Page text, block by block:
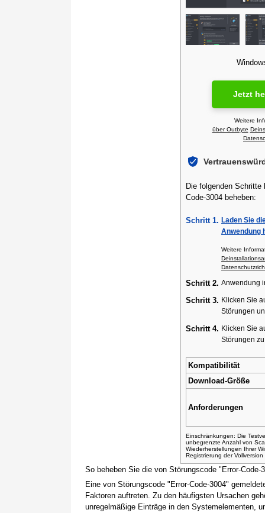
So beheben Sie die von Störungscode "Error-Code-
Eine von Störungscode "Error-Code-3004"
Faktoren auftreten. Zu den häufigsten Ursachen
unregelmäßige Einträge in den Systemelementen,
Jetzt
Weitere
über Outbyte
Die folgenden Schritte
Code-3004 beheben:
Schritt 1. Laden Sie
Anwendung
Weitere
Schritt 2. Anwendung
Schritt 3. Klicken Sie
Störungen
Schritt 4. Klicken Sie
Störungen
Kompatibilität
Download-Größe
Anforderungen
Einschränkungen: Die
unbegrenzte Anzahl von
Wiederherstellungen Ihrer
Registrierung der